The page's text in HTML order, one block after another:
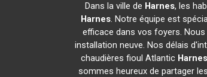
Dans la ville de Harnes, les
Harnes. Notre équipe est
efficace dans vos foyers.
installation neuve. Nos délais
chaudières fioul Atlantic Harnes
sommes heureux de partager